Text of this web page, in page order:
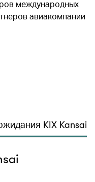
международных
авиакомпании
KIX Kansai